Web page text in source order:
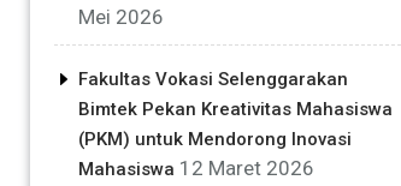
Mei 2026
Fakultas Vokasi Selenggarakan
Bimtek Pekan Kreativitas Mahasiswa
(PKM) untuk Mendorong Inovasi
Mahasiswa 12 Maret 2026